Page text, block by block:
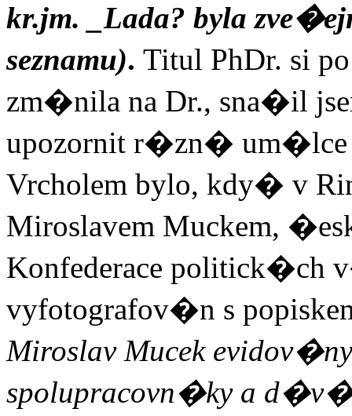
kr.jm. _Lada? byla
seznamu). Titul PhDr. si
zm�nila na Dr., sna�il
upozornit r�zn� um�lce
Vrcholem bylo, kdy� v
Miroslavem Muckem,
Konfederace
vyfotografov�n s
Miroslav Mucek
spolupracovn�ky a